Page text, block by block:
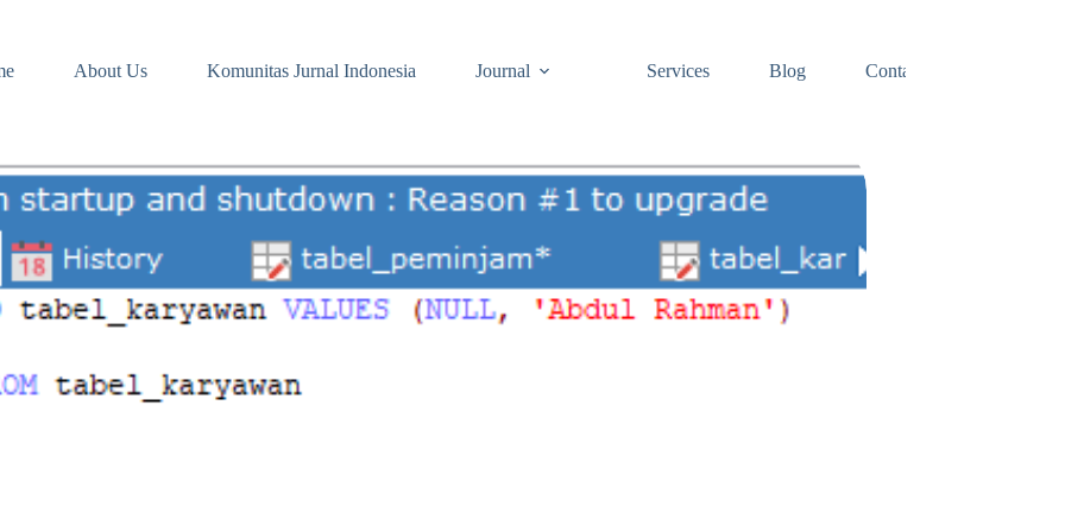
About Us Komunitas Jurnal Indonesia Journal Services Blog Contact